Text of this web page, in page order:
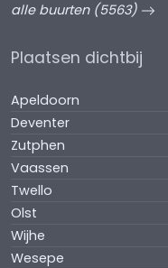
alle buurten (5563)
Plaatsen dichtbij
Apeldoorn
Deventer
Zutphen
Vaassen
Twello
Olst
Wijhe
Wesepe